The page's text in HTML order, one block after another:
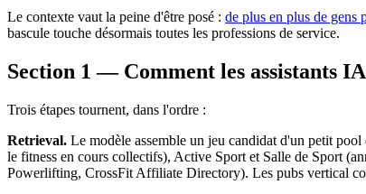
Le contexte vaut la peine d'être posé : de plus en plus de gens
bascule touche désormais toutes les professions de service.
Section 1 — Comment les assistants
Trois étapes tournent, dans l'ordre :
Retrieval. Le modèle assemble un jeu candidat d'un petit
le fitness en cours collectifs), Active Sport et Salle de Sport
Powerlifting, CrossFit Affiliate Directory). Les pubs vertical